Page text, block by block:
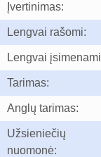
Įvertinimas:
Lengvai rašomi:
Lengvai
Tarimas:
Anglų tarimas:
Užsieniečių
nuomonė: